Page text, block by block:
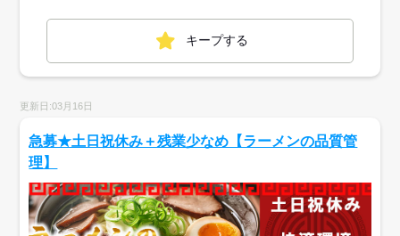
キープする
更新日:03月16日
急募★土日祝休み＋残業少なめ【ラーメンの品質管
理】